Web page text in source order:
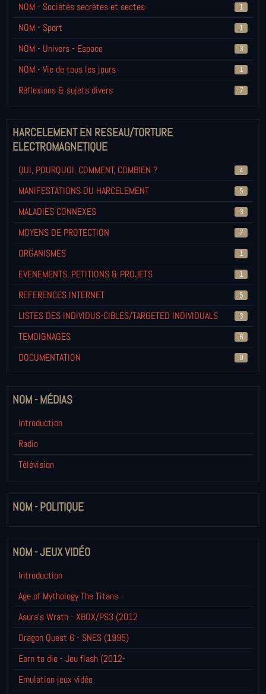
NOM - Sociétés secrètes et sectes 1
NOM - Sport 1
NOM - Univers - Espace 3
NOM - Vie de tous les jours 1
Réflexions & sujets divers 7
HARCELEMENT EN RESEAU/TORTURE
ELECTROMAGNETIQUE
QUI, POURQUOI, COMMENT, COMBIEN ? 4
MANIFESTATIONS DU HARCELEMENT 5
MALADIES CONNEXES 3
MOYENS DE PROTECTION 7
ORGANISMES 1
EVENEMENTS, PETITIONS & PROJETS 1
REFERENCES INTERNET 5
LISTES DES INDIVIDUS-CIBLES/TARGETED INDIVIDUALS 3
TEMOIGNAGES 6
DOCUMENTATION 0
NOM - MÉDIAS
Introduction
Radio
Télévision
NOM - POLITIQUE
NOM - JEUX VIDÉO
Introduction
Age of Mythology The Titans -
Asura's Wrath - XBOX/PS3 (2012
Dragon Quest 6 - SNES (1995)
Earn to die - Jeu flash (2012-
Emulation jeux vidéo